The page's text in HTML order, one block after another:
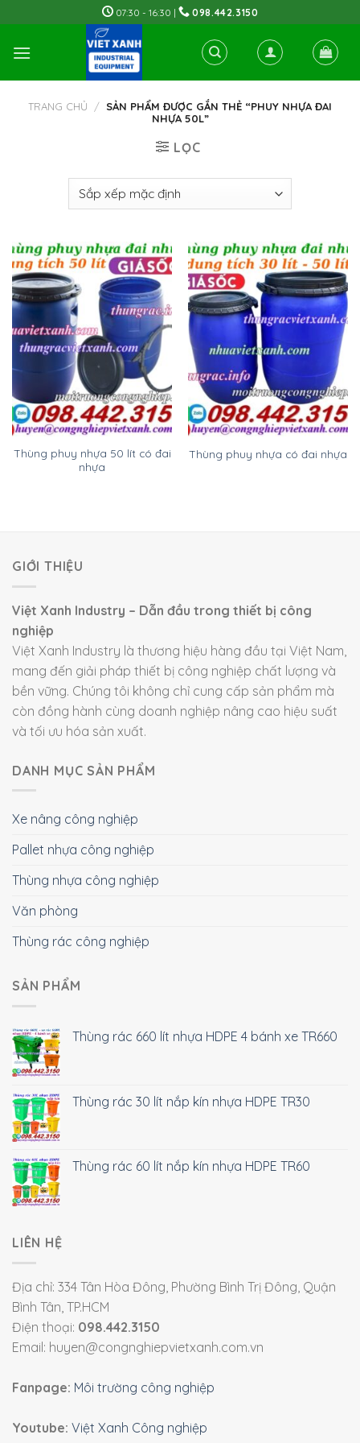
to
content
07:30 - 16:30 | 098.442.3150
TRANG CHỦ / SẢN PHẨM ĐƯỢC GẮN THẺ “PHUY NHỰA ĐAI
NHỰA 50L”
LỌC
Thùng phuy nhựa 50 lít có đai
nhựa
Thùng phuy nhựa có đai nhựa
GIỚI THIỆU
Việt Xanh Industry – Dẫn đầu trong thiết bị công
nghiệp
Việt Xanh Industry là thương hiệu hàng đầu tại Việt Nam,
mang đến giải pháp thiết bị công nghiệp chất lượng và
bền vững. Chúng tôi không chỉ cung cấp sản phẩm mà
còn đồng hành cùng doanh nghiệp nâng cao hiệu suất
và tối ưu hóa sản xuất.
DANH MỤC SẢN PHẨM
Xe nâng công nghiệp
Pallet nhựa công nghiệp
Thùng nhựa công nghiệp
Văn phòng
Thùng rác công nghiệp
SẢN PHẨM
Thùng rác 660 lít nhựa HDPE 4 bánh xe TR660
Thùng rác 30 lít nắp kín nhựa HDPE TR30
Thùng rác 60 lít nắp kín nhựa HDPE TR60
LIÊN HỆ
Địa chỉ: 334 Tân Hòa Đông, Phường Bình Trị Đông, Quận
Bình Tân, TP.HCM
Điện thoại: 098.442.3150
Email: huyen@congnghiepvietxanh.com.vn
Fanpage: Môi trường công nghiệp
Youtube: Việt Xanh Công nghiệp